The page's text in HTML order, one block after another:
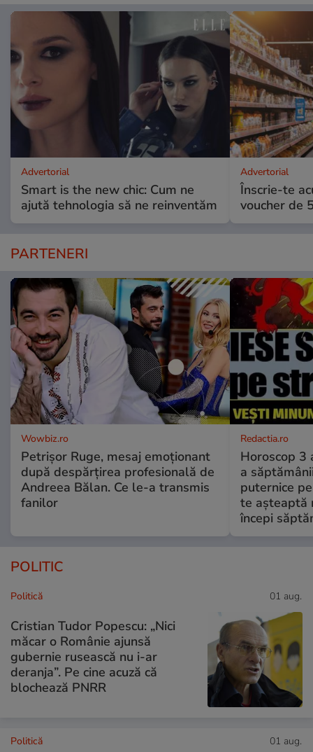
Advertorial
Smart is the new chic: Cum ne
ajută tehnologia să ne reinventăm
Advertorial
Înscrie-te
voucher de
PARTENERI
Wowbiz.ro
Petrișor Ruge, mesaj emoționant
după despărțirea profesională de
Andreea Bălan. Ce le-a transmis
fanilor
Redactia.ro
Horoscop 3
a
puternice
te așteaptă
începi
POLITIC
Politică 01 aug.
Cristian Tudor Popescu: „Nici
măcar o Românie ajunsă
gubernie rusească nu i-ar
deranja”. Pe cine acuză că
blochează PNRR
Politică 01 aug.